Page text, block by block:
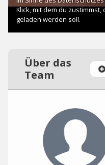
Über das
Team